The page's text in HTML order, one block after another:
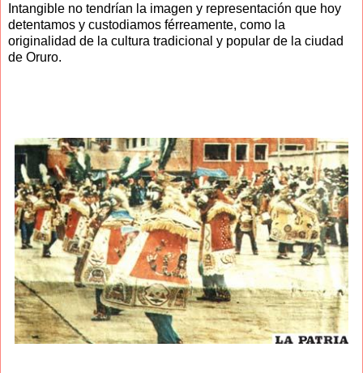
Intangible no tendrían la imagen y representación que hoy
detentamos y custodiamos férreamente, como la
originalidad de la cultura tradicional y popular de la ciudad
de Oruro.